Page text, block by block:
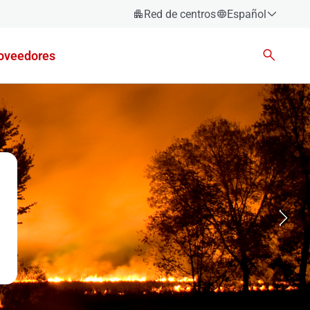
Red de centros
Español
Euskara
Valencià
English